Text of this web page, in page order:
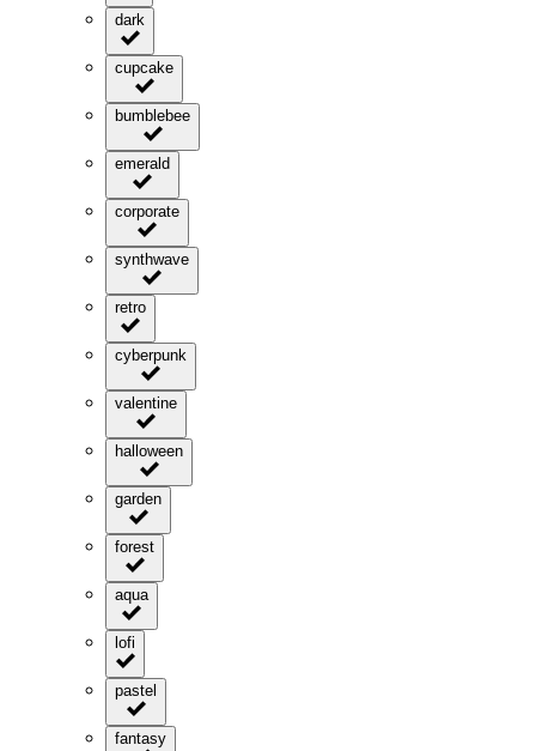
dark
cupcake
bumblebee
emerald
corporate
synthwave
retro
cyberpunk
valentine
halloween
garden
forest
aqua
lofi
pastel
fantasy